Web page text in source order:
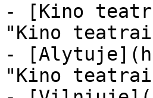
- [Kino
"Kino
-
"Kino